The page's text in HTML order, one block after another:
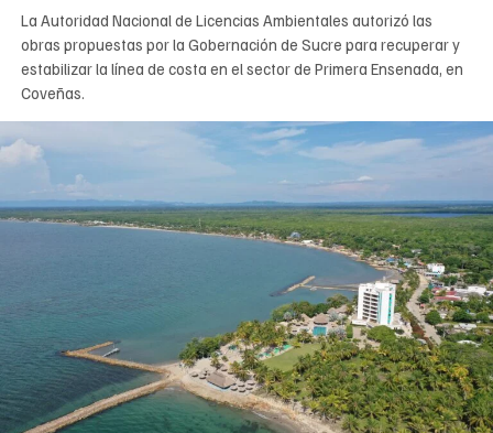
La Autoridad Nacional de Licencias Ambientales autorizó las
obras propuestas por la Gobernación de Sucre para recuperar y
estabilizar la línea de costa en el sector de Primera Ensenada, en
Coveñas.